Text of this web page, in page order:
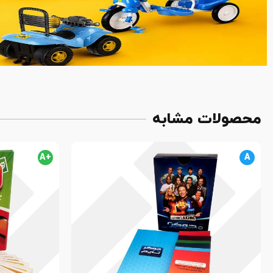
محصولات مشابه
A
+A